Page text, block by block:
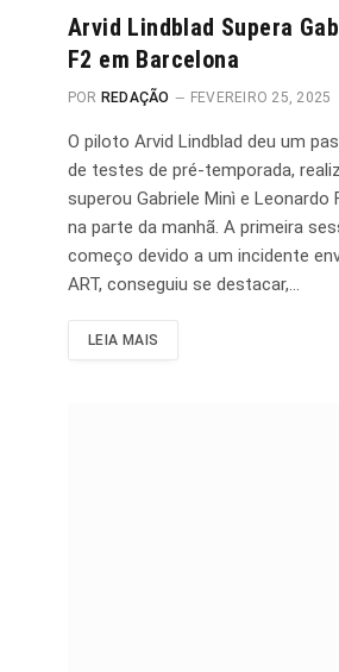
Arvid Lindblad Supera
F2 em Barcelona
POR REDAÇÃO FEVEREIRO 25, 2025
O piloto Arvid Lindblad deu um
de testes de pré-temporada,
superou Gabriele Minì e
na parte da manhã. A primeira
começo devido a um incidente
ART, conseguiu se destacar,…
LEIA MAIS